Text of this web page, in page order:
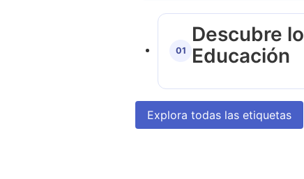
01
Descubre
Educación
Explora todas las etiquetas